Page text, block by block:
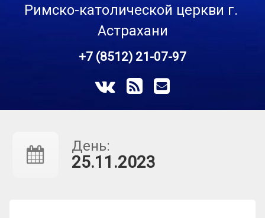
Римско-католической церкви г.
Астрахани
+7 (8512) 21-07-97
ВКонтакте
RSS E-mail
День:
25.11.2023